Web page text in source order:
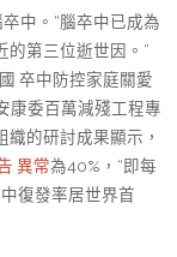
中。“腦卒中已成為
的第三位逝世因。”
卒中防控家庭關愛
康委百萬減殘工程專
的研討成果顯示，
異常為40%，“即每
復發率居世界首